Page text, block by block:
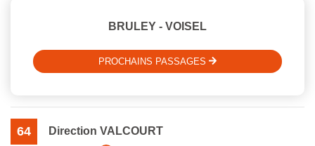
BRULEY - VOISEL
PROCHAINS PASSAGES
64
Direction VALCOURT